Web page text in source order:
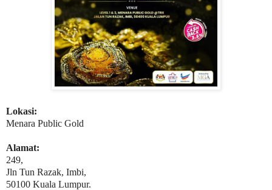
Lokasi:
Menara Public Gold
Alamat:
249,
Jln Tun Razak, Imbi,
50100 Kuala Lumpur.